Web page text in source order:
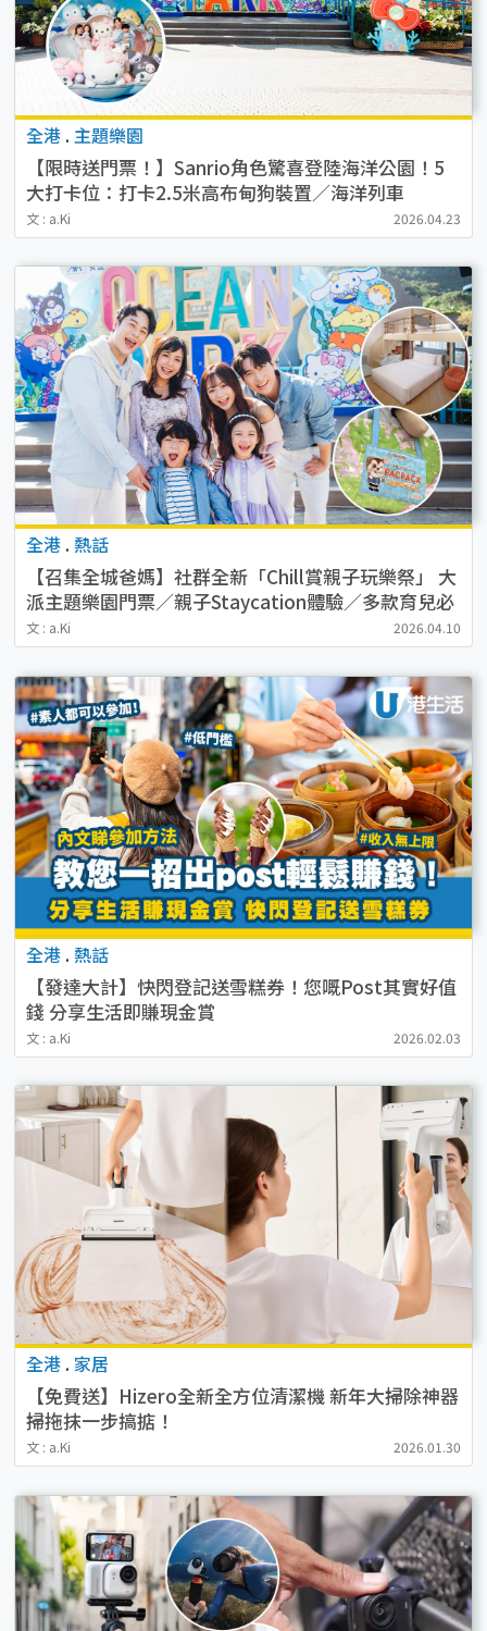
全港 . 主題樂園
【限時送門票！】Sanrio角色驚喜登陸海洋公園！5
大打卡位：打卡2.5米高布甸狗裝置／海洋列車
文 : a.Ki 2026.04.23
全港 . 熱話
【召集全城爸媽】社群全新「Chill賞親子玩樂祭」 大
派主題樂園門票／親子Staycation體驗／多款育兒必
備產品
文 : a.Ki 2026.04.10
全港 . 熱話
【發達大計】快閃登記送雪糕券！您嘅Post其實好值
錢 分享生活即賺現金賞
文 : a.Ki 2026.02.03
全港 . 家居
【免費送】Hizero全新全方位清潔機 新年大掃除神器
掃拖抹一步搞掂！
文 : a.Ki 2026.01.30